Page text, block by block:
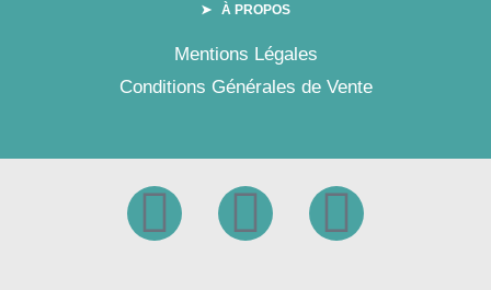
➤ À PROPOS
Mentions Légales
Conditions Générales de Vente